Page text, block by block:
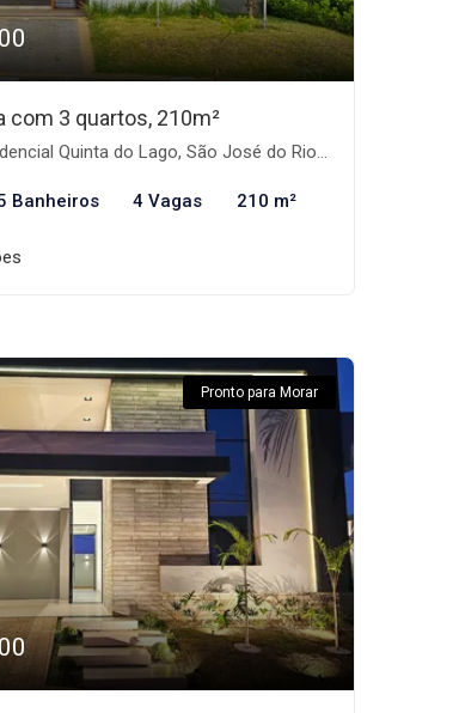
com 3 quartos, 210m²
Quinta do Lago, São José do Rio Preto-SP
Banheiros 4 Vagas 210 m²
Pronto para Morar